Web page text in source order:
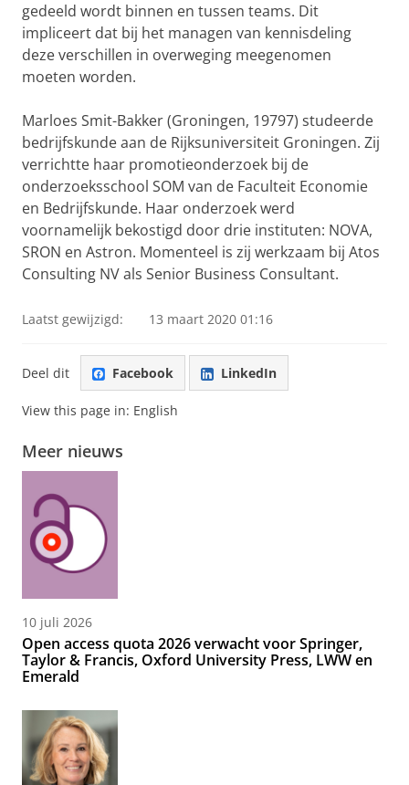
gedeeld wordt binnen en tussen teams. Dit
impliceert dat bij het managen van kennisdeling
deze verschillen in overweging meegenomen
moeten worden.
Marloes Smit-Bakker (Groningen, 19797) studeerde
bedrijfskunde aan de Rijksuniversiteit Groningen. Zij
verrichtte haar promotieonderzoek bij de
onderzoeksschool SOM van de Faculteit Economie
en Bedrijfskunde. Haar onderzoek werd
voornamelijk bekostigd door drie instituten: NOVA,
SRON en Astron. Momenteel is zij werkzaam bij Atos
Consulting NV als Senior Business Consultant.
Laatst gewijzigd: 13 maart 2020 01:16
Deel dit Facebook LinkedIn
View this page in: English
Meer nieuws
10 juli 2026
Open access quota 2026 verwacht voor Springer,
Taylor & Francis, Oxford University Press, LWW en
Emerald